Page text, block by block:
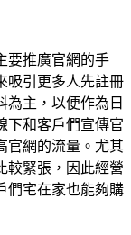
要推廣官網的手
吸引更多人先註冊
為主，以便作為日
下和客戶們宣傳官
官網的流量。尤其
較緊張，因此經營
們宅在家也能夠購